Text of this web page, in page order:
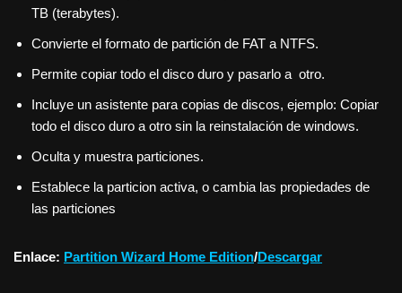
TB (terabytes).
Convierte el formato de partición de FAT a NTFS.
Permite copiar todo el disco duro y pasarlo a otro.
Incluye un asistente para copias de discos, ejemplo: Copiar
todo el disco duro a otro sin la reinstalación de windows.
Oculta y muestra particiones.
Establece la particion activa, o cambia las propiedades de
las particiones
Enlace: Partition Wizard Home Edition/Descargar